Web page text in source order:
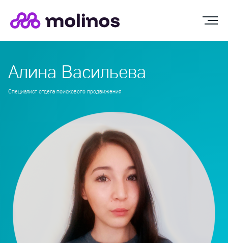
Алина Васильева
Специалист отдела поискового продвижения